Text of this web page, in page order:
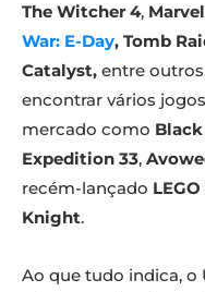
The Witcher 4,
War: E-Day, Tomb
Catalyst, entre
encontrar vários
mercado como
Expedition 33,
recém-lançado
Knight.
Ao que tudo indica, o